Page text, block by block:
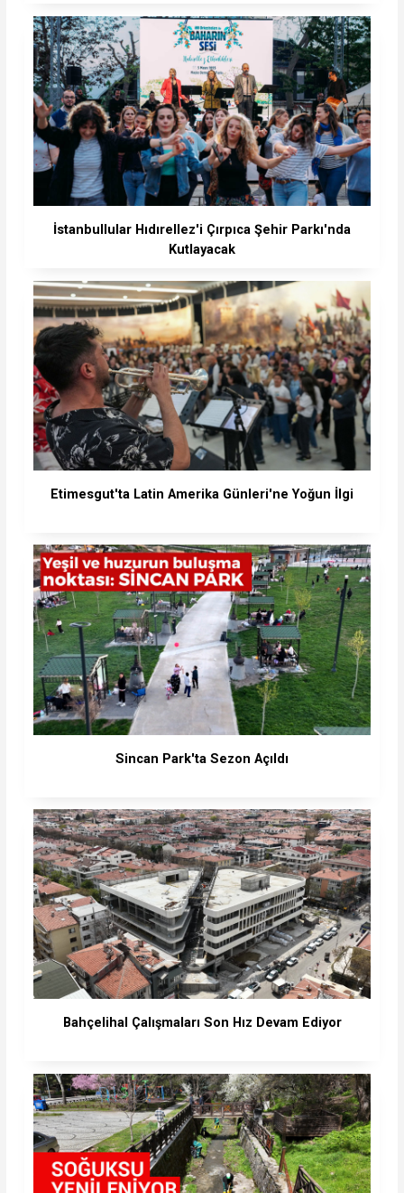
İstanbullular Hıdırellez'i Çırpıca Şehir Parkı'nda
Kutlayacak
Etimesgut'ta Latin Amerika Günleri'ne Yoğun İlgi
Sincan Park'ta Sezon Açıldı
Bahçelihal Çalışmaları Son Hız Devam Ediyor